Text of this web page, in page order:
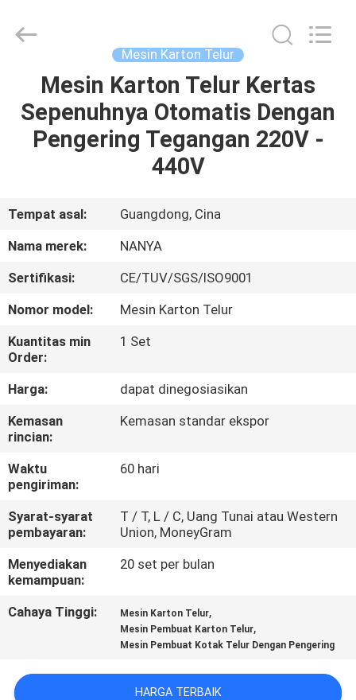
RUMAH
PRODUK
TAMPILAN
TENTANG
KAMI
TUR
PABRIK
KONTROL
KUALITAS
HUBUNGI
KAMI
BERITA
SITEMAP
Equipment
Mesin Karton Telur
Mesin Karton Telur Kertas
Sepenuhnya Otomatis Dengan
Pengering Tegangan 220V -
440V
Tempat asal:
Guangdong, Cina
Nama merek:
NANYA
Sertifikasi:
CE/TUV/SGS/ISO9001
Nomor model:
Mesin Karton Telur
Kuantitas min
Order:
1 Set
Harga:
dapat dinegosiasikan
Kemasan
rincian:
Kemasan standar ekspor
Waktu
pengiriman:
60 hari
Syarat-syarat
pembayaran:
T / T, L / C, Uang Tunai atau Western
Union, MoneyGram
Menyediakan
kemampuan:
20 set per bulan
Cahaya Tinggi: Mesin Karton Telur,
Mesin Pembuat Karton Telur,
Mesin Pembuat Kotak Telur Dengan Pengering
HARGA TERBAIK